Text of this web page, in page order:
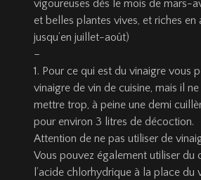
vigoureuses dès le mois de mars-
et belles plantes vives, et riches en
jusqu’en juillet-août)
–
1. Pour ce qui est du vinaigre vous
vinaigre de vin de cuisine, mais il
mettre trop, à peine une demi
pour environ 3 litres de décoction.
Attention de ne pas utiliser de
Vous pouvez également utiliser du
l’acide chlorhydrique à la place du